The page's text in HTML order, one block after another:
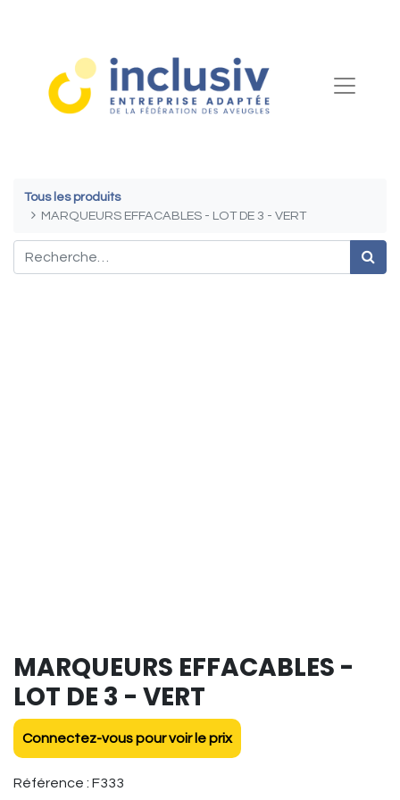
Tous les produits
MARQUEURS EFFACABLES - LOT DE 3 - VERT
MARQUEURS EFFACABLES -
LOT DE 3 - VERT
Connectez-vous pour voir le prix
Référence : F333